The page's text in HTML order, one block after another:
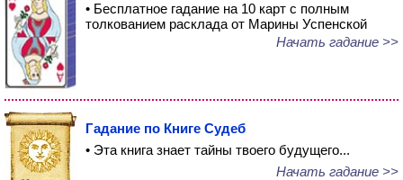
• Бесплатное гадание на 10 карт с полным
толкованием расклада от Марины Успенской
Начать гадание >>
Гадание по Книге Судеб
• Эта книга знает тайны твоего будущего...
Начать гадание >>